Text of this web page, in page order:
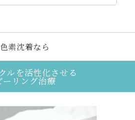
色素沈着なら
ルを活性化させる
ーリング治療